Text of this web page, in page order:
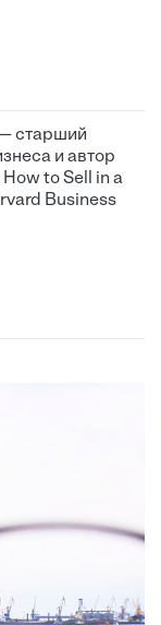
старший
и автор
to Sell in a
Business